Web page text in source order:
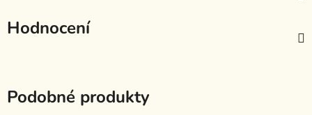
Hodnocení
Podobné produkty